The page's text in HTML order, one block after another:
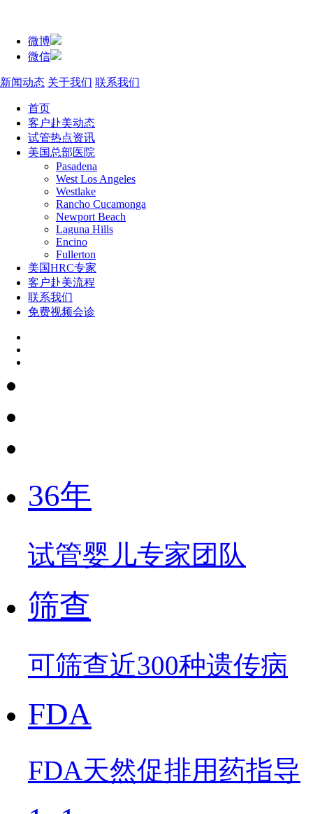
微博
微信
新闻动态 关于我们 联系我们
首页
客户赴美动态
试管热点资讯
美国总部医院
Pasadena
West Los Angeles
Westlake
Rancho Cucamonga
Newport Beach
Laguna Hills
Encino
Fullerton
美国HRC专家
客户赴美流程
联系我们
免费视频会诊
36年
试管婴儿专家团队
筛查
可筛查近300种遗传病
FDA
FDA天然促排用药指导